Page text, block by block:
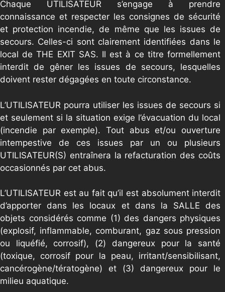
Chaque UTILISATEUR s’engage à prendre
connaissance et respecter les consignes de sécurité
et protection incendie, de même que les issues de
secours. Celles-ci sont clairement identifiées dans le
local de THE EXIT SAS. Il est à ce titre formellement
interdit de gêner les issues de secours, lesquelles
doivent rester dégagées en toute circonstance.
L’UTILISATEUR pourra utiliser les issues de secours si
et seulement si la situation exige l’évacuation du local
(incendie par exemple). Tout abus et/ou ouverture
intempestive de ces issues par un ou plusieurs
UTILISATEUR(S) entraînera la refacturation des coûts
occasionnés par cet abus.
L’UTILISATEUR est au fait qu’il est absolument interdit
d’apporter dans les locaux et dans la SALLE des
objets considérés comme (1) des dangers physiques
(explosif, inflammable, comburant, gaz sous pression
ou liquéfié, corrosif), (2) dangereux pour la santé
(toxique, corrosif pour la peau, irritant/sensibilisant,
cancérogène/tératogène) et (3) dangereux pour le
milieu aquatique.